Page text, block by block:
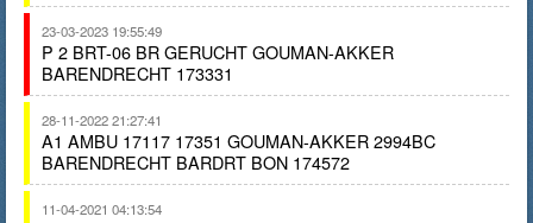
23-03-2023 19:55:49
P 2 BRT-06 BR GERUCHT GOUMAN-AKKER
BARENDRECHT 173331
28-11-2022 21:27:41
A1 AMBU 17117 17351 GOUMAN-AKKER 2994BC
BARENDRECHT BARDRT BON 174572
11-04-2021 04:13:54